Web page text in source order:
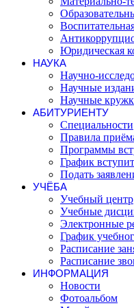
Юридическая
НАУКА
Научно-
Научные
Научные
АБИТУРИЕНТУ
Специальности
Правила
Программы
График
Подать
УЧЁБА
Учебный центр
Учебные
Электронные
График
Расписание
Расписание
ИНФОРМАЦИЯ
Новости
Фотоальбом